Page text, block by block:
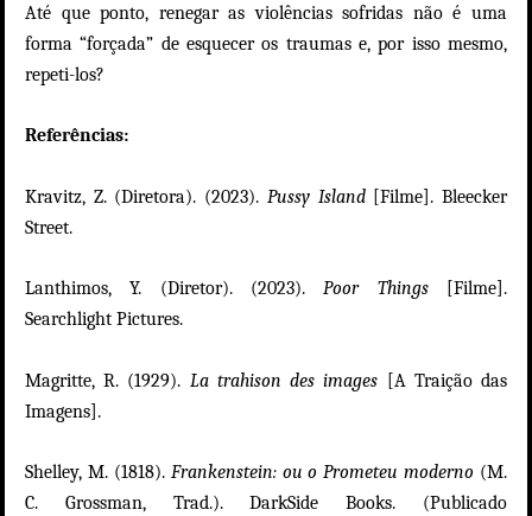
Até que ponto, renegar as violências sofridas não é uma
forma “forçada” de esquecer os traumas e, por isso mesmo,
repeti-los?
Referências:
Kravitz, Z. (Diretora). (2023). Pussy Island[Filme].Bleecker
Street.
Lanthimos, Y. (Diretor). (2023).Poor Things[Filme].
Searchlight Pictures.
Magritte, R. (1929). La trahison des images [A Traição das
Imagens].
Shelley, M. (1818). Frankenstein: ou o Prometeu moderno (M.
C. Grossman, Trad.).DarkSide Books. (Publicado